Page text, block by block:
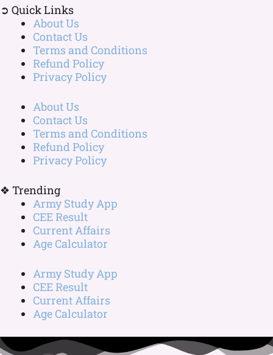
➲ Quick Links
About Us
Contact Us
Terms and Conditions
Refund Policy
Privacy Policy
About Us
Contact Us
Terms and Conditions
Refund Policy
Privacy Policy
❖ Trending
Army Study App
CEE Result
Current Affairs
Age Calculator
Army Study App
CEE Result
Current Affairs
Age Calculator